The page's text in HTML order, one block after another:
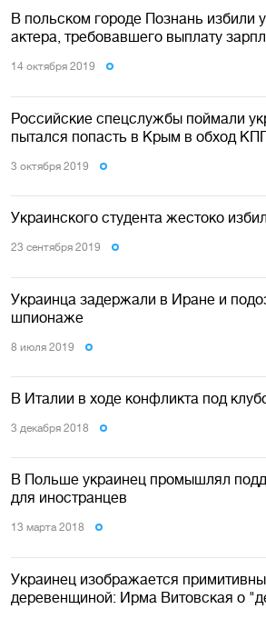
В польском городе Познань избили
актера, требовавшего выплату
14 октября 2019
Российские спецслужбы поймали
пытался попасть в Крым в обход
3 октября 2019
Украинского студента жестоко
23 сентября 2019
Украинца задержали в Иране и
шпионаже
8 июля 2019
В Италии в ходе конфликта под
3 декабря 2018
В Польше украинец промышлял
для иностранцев
13 марта 2018
Украинец изображается
деревенщиной: Ирма Витовская о